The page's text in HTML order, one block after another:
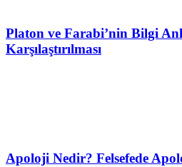
Platon ve Farabi’nin Bilgi
Karşılaştırılması
Apoloji Nedir? Felsefede